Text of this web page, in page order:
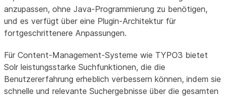
anzupassen, ohne Java-Programmierung zu benötigen,
und es verfügt über eine Plugin-Architektur für
fortgeschrittenere Anpassungen.
Für Content-Management-Systeme wie TYPO3 bietet
Solr leistungsstarke Suchfunktionen, die die
Benutzererfahrung erheblich verbessern können, indem sie
schnelle und relevante Suchergebnisse über die gesamten